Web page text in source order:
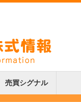
売買シグナル